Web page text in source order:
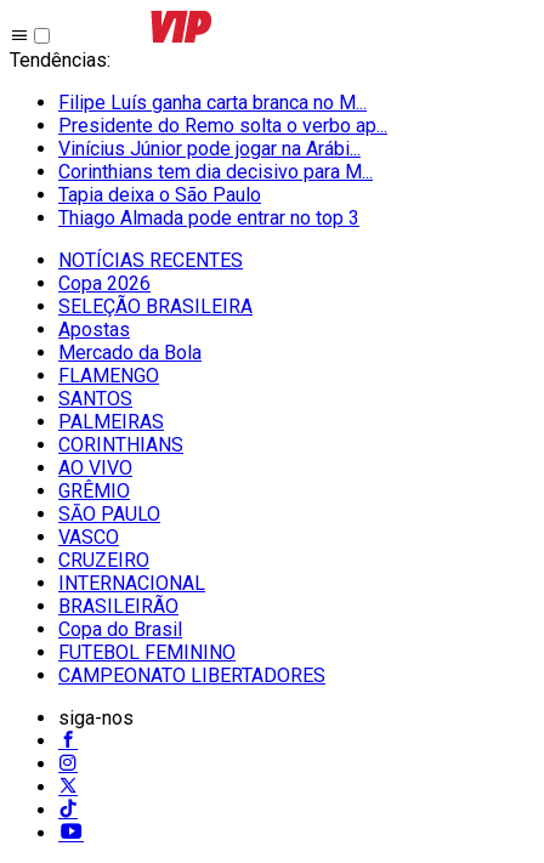
Tendências:
Filipe Luís ganha carta branca no M...
Presidente do Remo solta o verbo ap...
Vinícius Júnior pode jogar na Arábi...
Corinthians tem dia decisivo para M...
Tapia deixa o São Paulo
Thiago Almada pode entrar no top 3
NOTÍCIAS RECENTES
Copa 2026
SELEÇÃO BRASILEIRA
Apostas
Mercado da Bola
FLAMENGO
SANTOS
PALMEIRAS
CORINTHIANS
AO VIVO
GRÊMIO
SĀO PAULO
VASCO
CRUZEIRO
INTERNACIONAL
BRASILEIRÃO
Copa do Brasil
FUTEBOL FEMININO
CAMPEONATO LIBERTADORES
siga-nos